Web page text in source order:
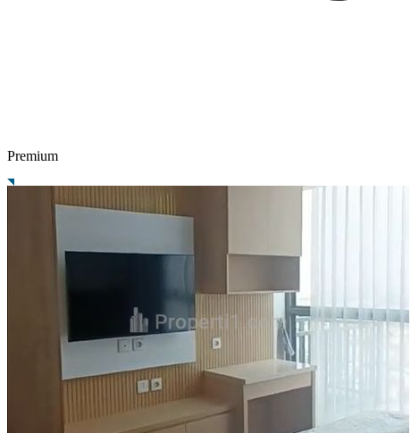
Premium